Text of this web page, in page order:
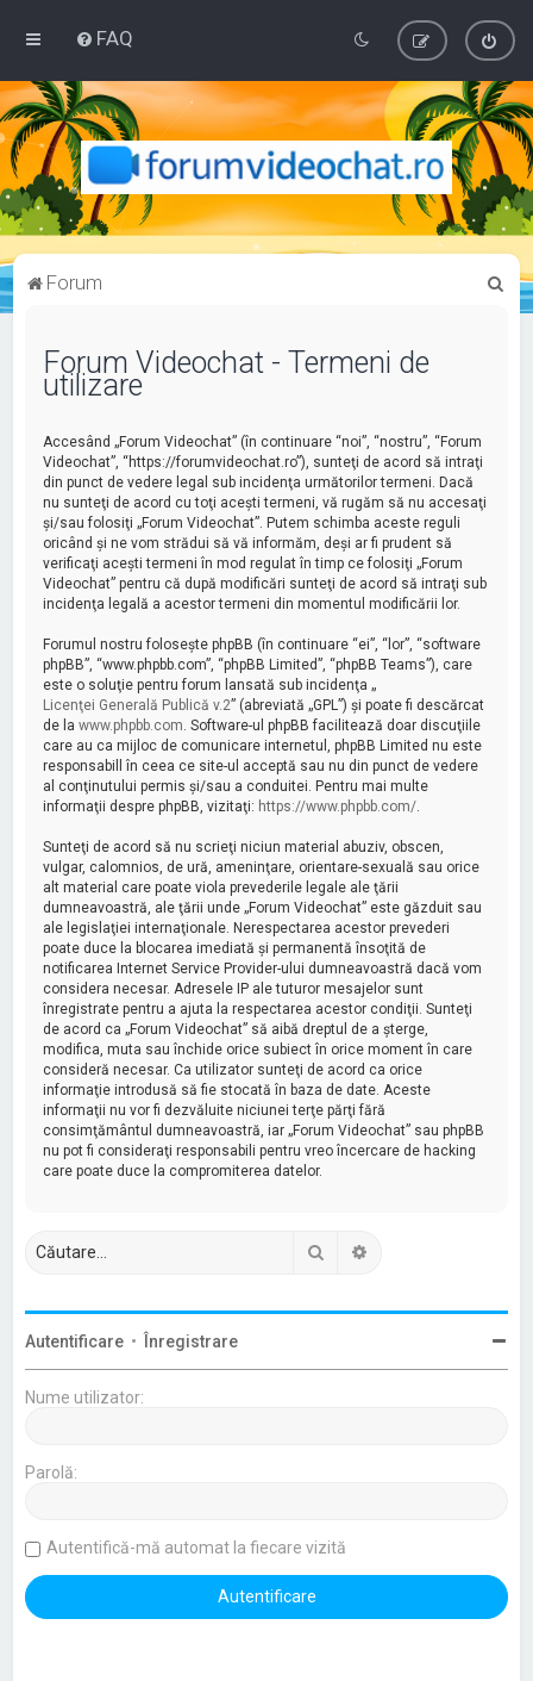
FAQ
Forum
Forum Videochat - Termeni de
utilizare
Accesând „Forum Videochat” (în continuare “noi”, “nostru”, “Forum
Videochat”, “https://forumvideochat.ro”), sunteţi de acord să intraţi
din punct de vedere legal sub incidenţa următorilor termeni. Dacă
nu sunteţi de acord cu toţi aceşti termeni, vă rugăm să nu accesaţi
şi/sau folosiţi „Forum Videochat”. Putem schimba aceste reguli
oricând şi ne vom strădui să vă informăm, deşi ar fi prudent să
verificaţi aceşti termeni în mod regulat în timp ce folosiţi „Forum
Videochat” pentru că după modificări sunteţi de acord să intraţi sub
incidenţa legală a acestor termeni din momentul modificării lor.
Forumul nostru foloseşte phpBB (în continuare “ei”, “lor”, “software
phpBB”, “www.phpbb.com”, “phpBB Limited”, “phpBB Teams”), care
este o soluţie pentru forum lansată sub incidenţa „
Licenţei Generală Publică v.2” (abreviată „GPL”) şi poate fi descărcat
de lawww.phpbb.com. Software-ul phpBB facilitează doar discuţiile
care au ca mijloc de comunicare internetul, phpBB Limited nu este
responsabill în ceea ce site-ul acceptă sau nu din punct de vedere
al conţinutului permis şi/sau a conduitei. Pentru mai multe
informaţii despre phpBB, vizitaţi: https://www.phpbb.com/.
Sunteţi de acord să nu scrieţi niciun material abuziv, obscen,
vulgar, calomnios, de ură, ameninţare, orientare-sexuală sau orice
alt material care poate viola prevederile legale ale ţării
dumneavoastră, ale ţării unde „Forum Videochat” este găzduit sau
ale legislaţiei internaţionale. Nerespectarea acestor prevederi
poate duce la blocarea imediată şi permanentă însoţită de
notificarea Internet Service Provider-ului dumneavoastră dacă vom
considera necesar. Adresele IP ale tuturor mesajelor sunt
înregistrate pentru a ajuta la respectarea acestor condiţii. Sunteţi
de acord ca „Forum Videochat” să aibă dreptul de a şterge,
modifica, muta sau închide orice subiect în orice moment în care
consideră necesar. Ca utilizator sunteţi de acord ca orice
informaţie introdusă să fie stocată în baza de date. Aceste
informaţii nu vor fi dezvăluite niciunei terţe părţi fără
consimţământul dumneavoastră, iar „Forum Videochat” sau phpBB
nu pot fi consideraţi responsabili pentru vreo încercare de hacking
care poate duce la compromiterea datelor.
Căutare
Autentificare • Înregistrare
Nume utilizator:
Parolă:
Autentifică-mă automat la fiecare vizită